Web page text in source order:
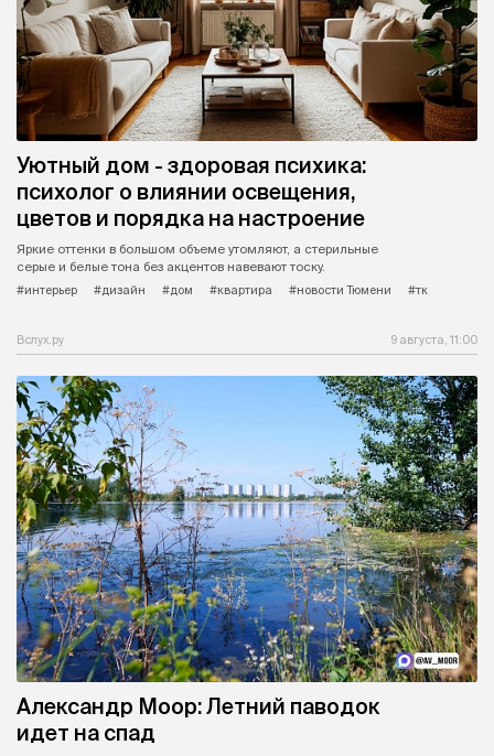
Уютный дом - здоровая психика:
психолог о влиянии освещения,
цветов и порядка на настроение
Яркие оттенки в большом объеме утомляют, а стерильные
серые и белые тона без акцентов навевают тоску.
#интерьер
#дизайн #дом #квартира #новости Тюмени #тк
Вслух.ру 9 августа, 11:00
Александр Моор: Летний паводок
идет на спад